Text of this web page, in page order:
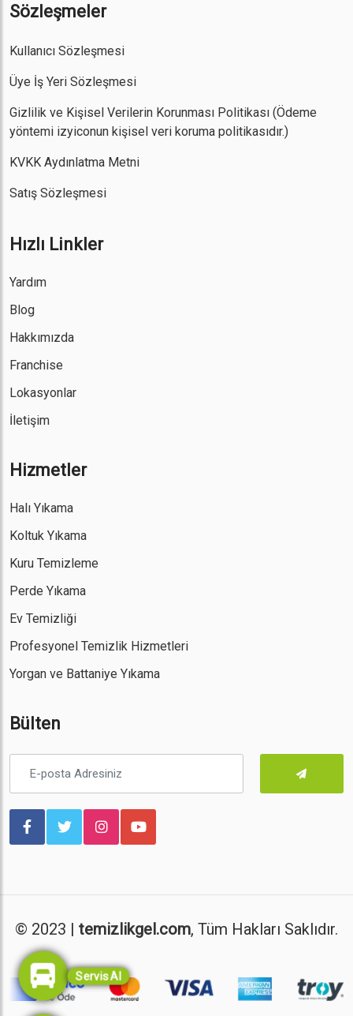
Sözleşmeler
Kullanıcı Sözleşmesi
Üye İş Yeri Sözleşmesi
Gizlilik ve Kişisel Verilerin Korunması Politikası (Ödeme
yöntemi izyiconun kişisel veri koruma politikasıdır.)
KVKK Aydınlatma Metni
Satış Sözleşmesi
Hızlı Linkler
Yardım
Blog
Hakkımızda
Franchise
Lokasyonlar
İletişim
Hizmetler
Halı Yıkama
Koltuk Yıkama
Kuru Temizleme
Perde Yıkama
Ev Temizliği
Profesyonel Temizlik Hizmetleri
Yorgan ve Battaniye Yıkama
Bülten
© 2023 | temizlikgel.com, Tüm Hakları Saklıdır.
Servis Al